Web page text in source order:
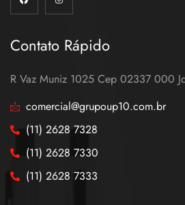
Contato Rápido
R Vaz Muniz 1025 Cep 02337 000
comercial@grupoup10.com.br
(11) 2628 7328
(11) 2628 7330
(11) 2628 7333